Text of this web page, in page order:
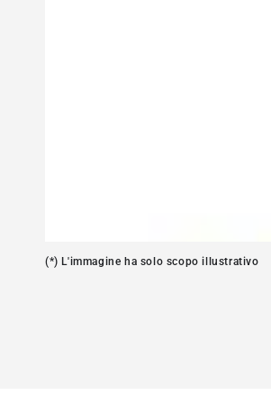
(*) L'immagine ha solo scopo illustrativo